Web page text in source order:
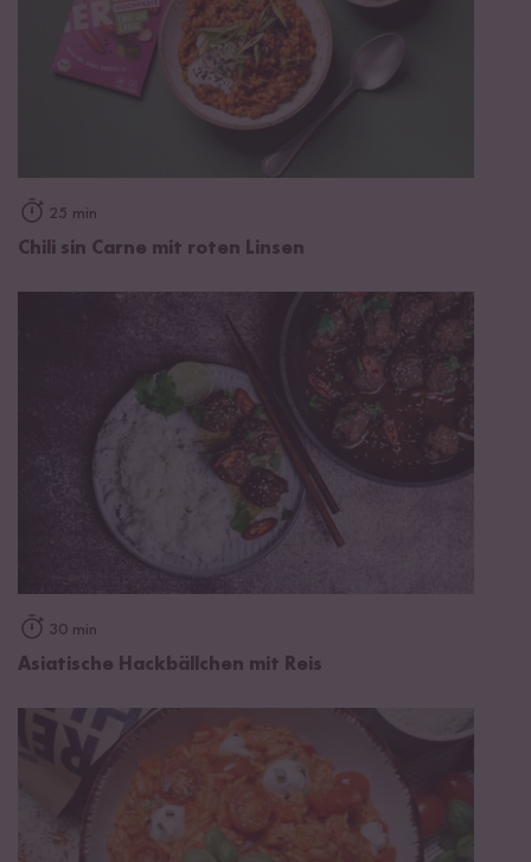
25 min
Chili sin Carne mit roten Linsen
30 min
Asiatische Hackbällchen mit Reis